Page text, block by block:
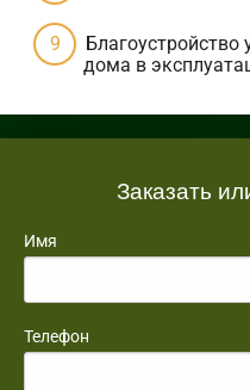
Благоустройство
дома в
Заказать
Имя
Телефон